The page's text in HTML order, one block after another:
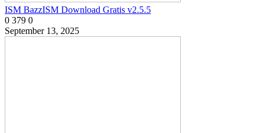
ISM BazzISM Download Gratis v2.5.5
0 379 0
September 13, 2025